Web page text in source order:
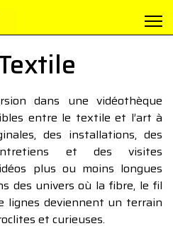
dans une vidéothèque
entre le textile et l’art à
des installations, des
et des visites
plus ou moins longues
des univers où la fibre, le fil
lignes deviennent un terrain
et curieuses.